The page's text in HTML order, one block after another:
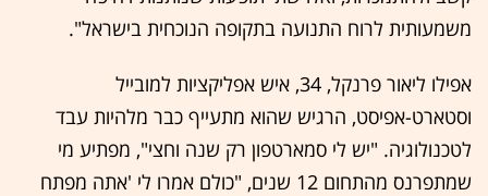
משמעותית לרוח התנועה בתקופה הנוכחית בישראל".
אפילו ליאור פרנקל, 34, איש אפליקציות למובייל
וסטארט-אפיסט, הרגיש שהוא מתעייף כבר מלהיות עבד
לטכנולוגיה. "יש לי סמארטפון רק שנה וחצי", מפתיע מי
שמתפרנס מהתחום 12 שנים, "כולם אמרו לי 'אתה מפתח